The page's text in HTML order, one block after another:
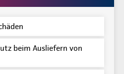
beim Ausliefern von